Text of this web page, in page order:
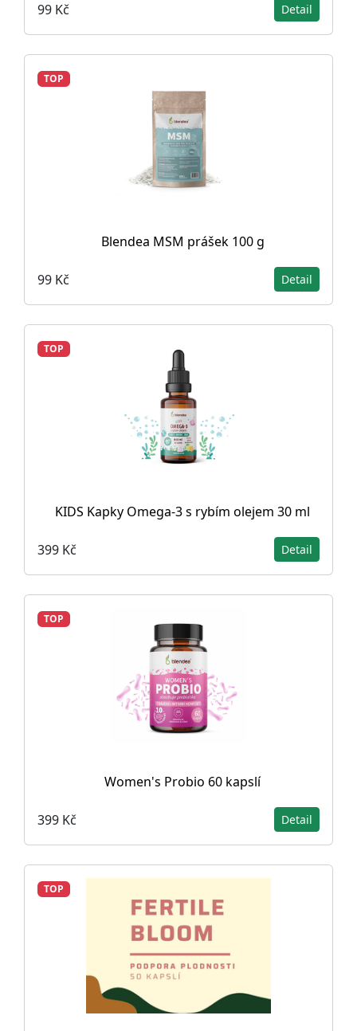
99 Kč Detail
TOP
Blendea MSM prášek 100 g
99 Kč Detail
TOP
KIDS Kapky Omega-3 s rybím olejem 30 ml
399 Kč Detail
TOP
Women's Probio 60 kapslí
399 Kč Detail
TOP